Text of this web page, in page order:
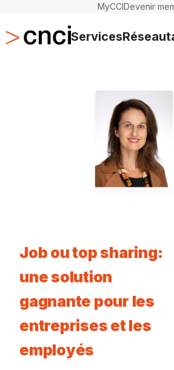
MyCCIDevenir
Services
Job ou top sharing:
une solution
gagnante pour les
entreprises et les
employés